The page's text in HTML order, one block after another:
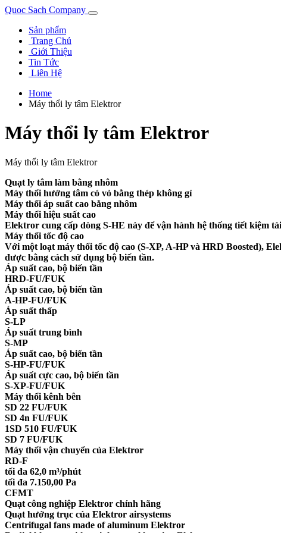
Quoc Sach Company
Sản phẩm
Trang Chủ
Giới Thiệu
Tin Tức
Liên Hệ
Home
Máy thổi ly tâm Elektror
Máy thổi ly tâm Elektror
Máy thổi ly tâm Elektror
Quạt ly tâm làm bằng nhôm
Máy thổi hướng tâm có vỏ bằng thép không gỉ
Máy thổi áp suất cao bằng nhôm
Máy thổi hiệu suất cao
Elektror cung cấp dòng S-HE này để vận hành hệ thống tiết kiệm
Máy thổi tốc độ cao
Với một loạt máy thổi tốc độ cao (S-XP, A-HP và HRD Boosted),
được bằng cách sử dụng bộ biến tần.
Áp suất cao, bộ biến tần
HRD-FU/FUK
Áp suất cao, bộ biến tần
A-HP-FU/FUK
Áp suất thấp
S-LP
Áp suất trung bình
S-MP
Áp suất cao, bộ biến tần
S-HP-FU/FUK
Áp suất cực cao, bộ biến tần
S-XP-FU/FUK
Máy thổi kênh bên
SD 22 FU/FUK
SD 4n FU/FUK
1SD 510 FU/FUK
SD 7 FU/FUK
Máy thổi vận chuyển của Elektror
RD-F
tối đa 62,0 m³/phút
tối đa 7.150,00 Pa
CFMT
Quạt công nghiệp Elektror chính hãng
Quạt hướng trục của Elektror airsystems
Centrifugal fans made of aluminum Elektror